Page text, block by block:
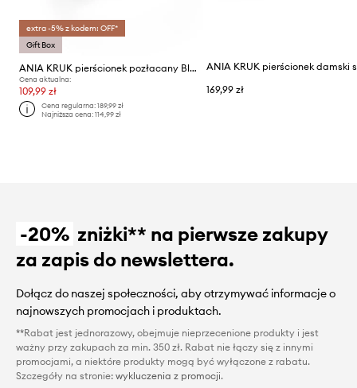
extra -5% z kodem: OFF*
Gift Box
ANIA KRUK pierścionek pozłacany Blair
Cena aktualna:
109,99 zł
Cena regularna:189,99 zł
Najniższa cena:114,99 zł
169,99 zł
-20% zniżki** na pierwsze zakupy
za zapis do newslettera.
Dołącz do naszej społeczności, aby otrzymywać informacje o
najnowszych promocjach i produktach.
**Rabat jest jednorazowy, obejmuje nieprzecenione produkty i jest
ważny przy zakupach za min. 350 zł. Rabat nie łączy się z innymi
promocjami, a niektóre produkty mogą być wyłączone z rabatu.
Szczegóły na stronie: wykluczenia z promocji.